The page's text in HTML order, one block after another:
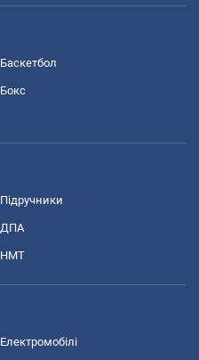
Баскетбол
Бокс
Підручники
ДПА
НМТ
Електромобілі